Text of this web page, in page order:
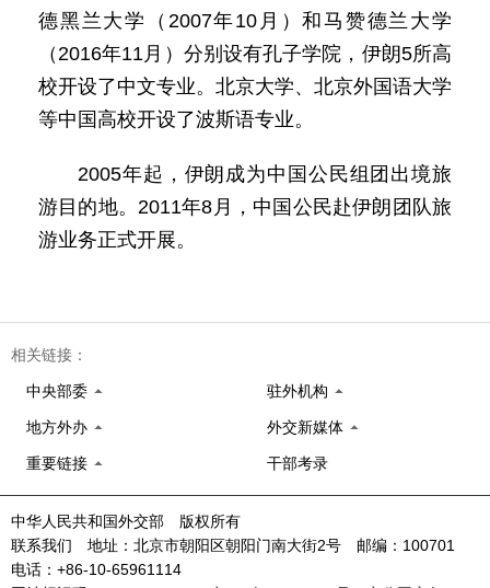
德黑兰大学（2007年10月）和马赞德兰大学
（2016年11月）分别设有孔子学院，伊朗5所高
校开设了中文专业。北京大学、北京外国语大学
等中国高校开设了波斯语专业。
2005年起，伊朗成为中国公民组团出境旅
游目的地。2011年8月，中国公民赴伊朗团队旅
游业务正式开展。
相关链接：
中央部委 驻外机构
地方外办 外交新媒体
重要链接 干部考录
中华人民共和国外交部 版权所有
联系我们 地址：北京市朝阳区朝阳门南大街2号 邮编：100701
电话：+86-10-65961114